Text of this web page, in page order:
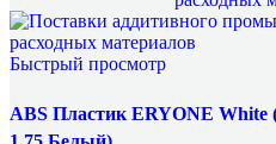
Быстрый просмотр
ABS Пластик ERYONE White